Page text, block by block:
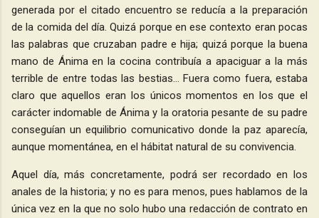
generada por el citado encuentro se reducía a la preparación
de la comida del día. Quizá porque en ese contexto eran pocas
las palabras que cruzaban padre e hija; quizá porque la buena
mano de Ánima en la cocina contribuía a apaciguar a la más
terrible de entre todas las bestias… Fuera como fuera, estaba
claro que aquellos eran los únicos momentos en los que el
carácter indomable de Ánima y la oratoria pesante de su padre
conseguían un equilibrio comunicativo donde la paz aparecía,
aunque momentánea, en el hábitat natural de su convivencia.
Aquel día, más concretamente, podrá ser recordado en los
anales de la historia; y no es para menos, pues hablamos de la
única vez en la que no solo hubo una redacción de contrato en